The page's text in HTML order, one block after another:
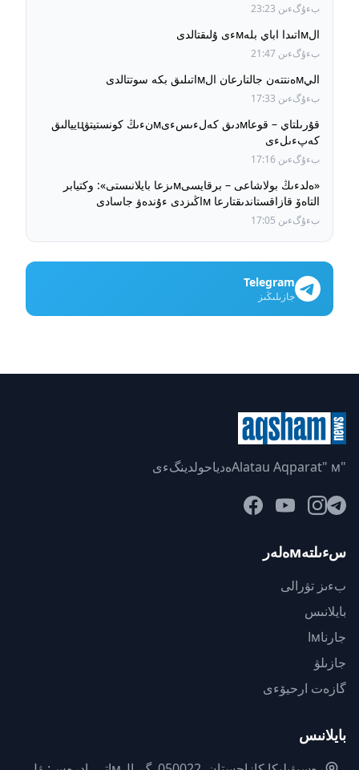
بءۇگءىن 23:23
الмاتىدا اباي بلەмءى ۇلىقتالدى
بءۇگءىن 21:47
اليмەنتتەن جالتارعان الмاتىلىق بكە سوتتالدى
بءۇگءىن 17:33
قۇرىلتاي – قوعاмدىق كەلءىسءىмنءىڭ كونستيتۋцييالىق
كەپءىلءى
بءۇگءىن 17:16
«ەلدءىڭ بولاشاعى – برقايسىмىزعا بايلانىستى»: وكتيابر
التاەۆ قازاقستاندىقتارعا мاڭىزدى ءۇندەۋ جاسادى
بءۇگءىن 17:05
Telegram
جازىلىڭىز
"Alatau Aqparat" мەدياحولدينگءى
سءىلتەмەلەر
بءىز تۋرالى
بايلانىس
جارناмا
جازىلۋ
گازەت ارحيۆءى
بايلانىس